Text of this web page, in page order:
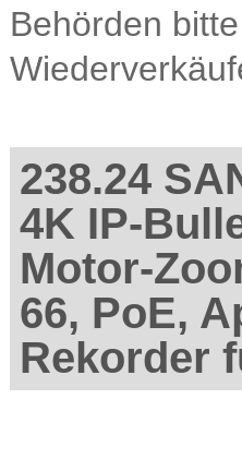
Behörden
238.24
4K IP-
Motor-
66, PoE,
Rekorder